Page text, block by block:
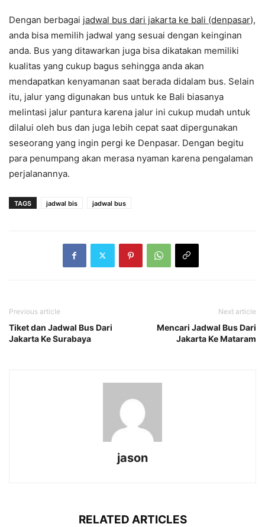
Dengan berbagai jadwal bus dari jakarta ke bali (denpasar),
anda bisa memilih jadwal yang sesuai dengan keinginan
anda. Bus yang ditawarkan juga bisa dikatakan memiliki
kualitas yang cukup bagus sehingga anda akan
mendapatkan kenyamanan saat berada didalam bus. Selain
itu, jalur yang digunakan bus untuk ke Bali biasanya
melintasi jalur pantura karena jalur ini cukup mudah untuk
dilalui oleh bus dan juga lebih cepat saat dipergunakan
seseorang yang ingin pergi ke Denpasar. Dengan begitu
para penumpang akan merasa nyaman karena pengalaman
perjalanannya.
TAGS jadwal bis jadwal bus
Previous article
Tiket dan Jadwal Bus Dari
Jakarta Ke Surabaya
Next article
Mencari Jadwal Bus Dari
Jakarta Ke Mataram
jason
RELATED ARTICLES